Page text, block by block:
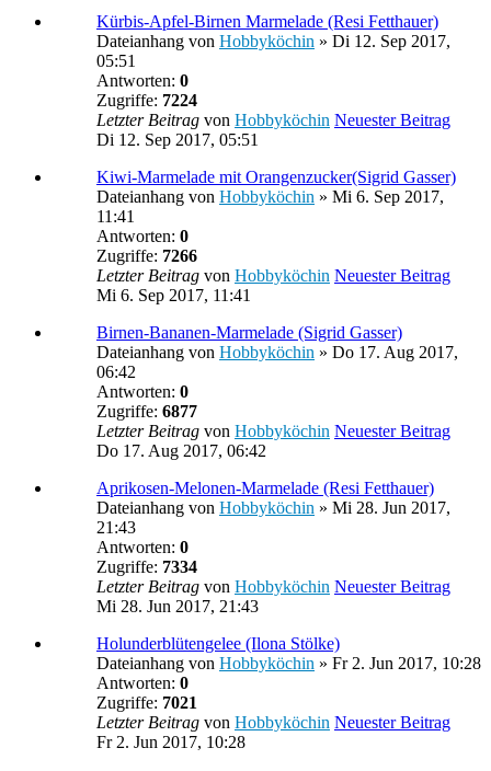
Kürbis-Apfel-Birnen Marmelade (Resi Fetthauer)
Dateianhang von Hobbyköchin » Di 12. Sep 2017,
05:51
Antworten: 0
Zugriffe: 7224
Letzter Beitrag von Hobbyköchin Neuester Beitrag
Di 12. Sep 2017, 05:51
Kiwi-Marmelade mit Orangenzucker(Sigrid Gasser)
Dateianhang von Hobbyköchin » Mi 6. Sep 2017,
11:41
Antworten: 0
Zugriffe: 7266
Letzter Beitrag von Hobbyköchin Neuester Beitrag
Mi 6. Sep 2017, 11:41
Birnen-Bananen-Marmelade (Sigrid Gasser)
Dateianhang von Hobbyköchin » Do 17. Aug 2017,
06:42
Antworten: 0
Zugriffe: 6877
Letzter Beitrag von Hobbyköchin Neuester Beitrag
Do 17. Aug 2017, 06:42
Aprikosen-Melonen-Marmelade (Resi Fetthauer)
Dateianhang von Hobbyköchin » Mi 28. Jun 2017,
21:43
Antworten: 0
Zugriffe: 7334
Letzter Beitrag von Hobbyköchin Neuester Beitrag
Mi 28. Jun 2017, 21:43
Holunderblütengelee (Ilona Stölke)
Dateianhang von Hobbyköchin » Fr 2. Jun 2017, 10:28
Antworten: 0
Zugriffe: 7021
Letzter Beitrag von Hobbyköchin Neuester Beitrag
Fr 2. Jun 2017, 10:28